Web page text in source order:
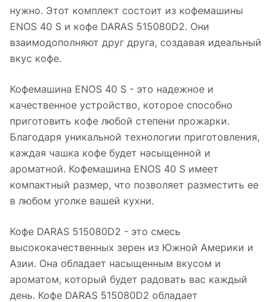
нужно. Этот комплект состоит из кофемашины
ENOS 40 S и кофе DARAS 515080D2. Они
взаимодополняют друг друга, создавая идеальный
вкус кофе.
Кофемашина ENOS 40 S - это надежное и
качественное устройство, которое способно
приготовить кофе любой степени прожарки.
Благодаря уникальной технологии приготовления,
каждая чашка кофе будет насыщенной и
ароматной. Кофемашина ENOS 40 S имеет
компактный размер, что позволяет разместить ее
в любом уголке вашей кухни.
Кофе DARAS 515080D2 - это смесь
высококачественных зерен из Южной Америки и
Азии. Она обладает насыщенным вкусом и
ароматом, который будет радовать вас каждый
день. Кофе DARAS 515080D2 обладает